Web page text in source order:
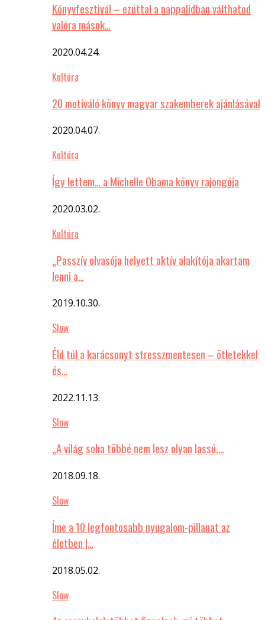
Könyvfesztivál – ezúttal a nappalidban válthatod
valóra mások…
2020.04.24.
Kultúra
20 motiváló könyv magyar szakemberek ajánlásával
2020.04.07.
Kultúra
Így lettem… a Michelle Obama könyv rajongója
2020.03.02.
Kultúra
„Passzív olvasója helyett aktív alakítója akartam
lenni a…
2019.10.30.
Slow
Éld túl a karácsonyt stresszmentesen – ötletekkel
és…
2022.11.13.
Slow
„A világ soha többé nem lesz olyan lassú,…
2018.09.18.
Slow
Íme a 10 legfontosabb nyugalom-pillanat az
életben |…
2018.05.02.
Slow